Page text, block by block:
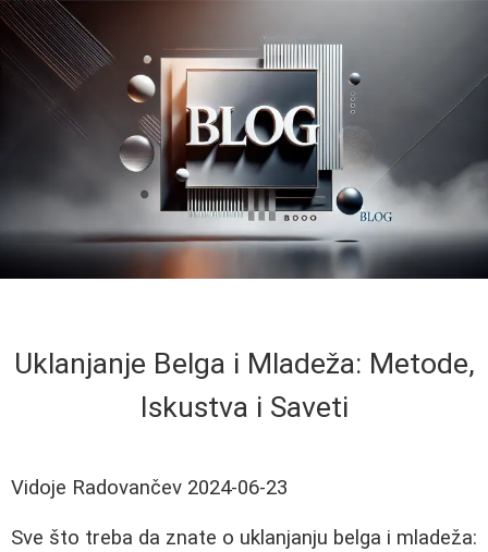
Uklanjanje Belga i Mladeža: Metode,
Iskustva i Saveti
Vidoje Radovančev 2024-06-23
Sve što treba da znate o uklanjanju belga i mladeža: